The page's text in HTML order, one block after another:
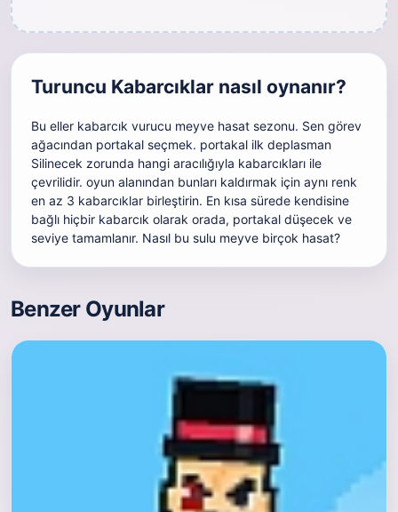
Turuncu Kabarcıklar nasıl oynanır?
Bu eller kabarcık vurucu meyve hasat sezonu. Sen görev
ağacından portakal seçmek. portakal ilk deplasman
Silinecek zorunda hangi aracılığıyla kabarcıkları ile
çevrilidir. oyun alanından bunları kaldırmak için aynı renk
en az 3 kabarcıklar birleştirin. En kısa sürede kendisine
bağlı hiçbir kabarcık olarak orada, portakal düşecek ve
seviye tamamlanır. Nasıl bu sulu meyve birçok hasat?
Benzer Oyunlar